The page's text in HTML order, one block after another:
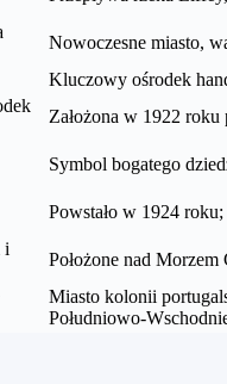
Nowoczesne miasto,
Kluczowy ośrodek
Założona w 1922
Symbol bogatego
Powstało w 1924
i
Położone nad
Miasto kolonii
Południowo-